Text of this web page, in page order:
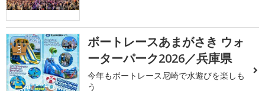
3
ボートレースあまがさき ウォ
ーターパーク2026／兵庫県
今年もボートレース尼崎で水遊びを楽しも
う